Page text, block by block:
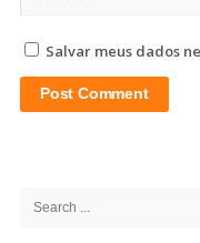
Salvar meus dados
Search